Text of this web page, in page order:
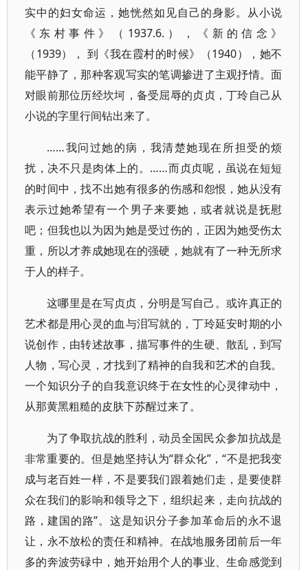
实中的妇女命运，她恍然如见自己的身影。从小说
《东村事件》（1937.6.），《新的信念》
（1939）， 到《我在霞村的时候》（1940），她不
能平静了，那种客观写实的笔调掺进了主观抒情。面
对眼前那位历经坎坷，备受屈辱的贞贞，丁玲自己从
小说的字里行间钻出来了。
……我问过她的病，我清楚她现在所担受的烦
扰，决不只是肉体上的。……而贞贞呢，虽说在短短
的时间中，找不出她有很多的伤感和怨恨，她从没有
表示过她希望有一个男子来要她，或者就说是抚慰
吧；但我也以为因为她是受过伤的，正因为她受伤太
重，所以才养成她现在的强硬，她就有了一种无所求
于人的样子。
这哪里是在写贞贞，分明是写自己。或许真正的
艺术都是用心灵的血与泪写就的，丁玲延安时期的小
说创作，由转述故事，描写事件的生硬、散乱，到写
人物，写心灵，才找到了精神的自我和艺术的自我。
一个知识分子的自我意识终于在女性的心灵律动中，
从那黄黑粗糙的皮肤下苏醒过来了。
为了争取抗战的胜利，动员全国民众参加抗战是
非常重要的。但是她坚持认为“群众化”，“不是把我变
成与老百姓一样，不是要我们跟着她们走，是要使群
众在我们的影响和领导之下，组织起来，走向抗战的
路，建国的路”。这是知识分子参加革命后的永不退
让，永不放松的责任和精神。在战地服务团前后一年
多的奔波劳碌中，她开始用个人的事业、生命感觉到